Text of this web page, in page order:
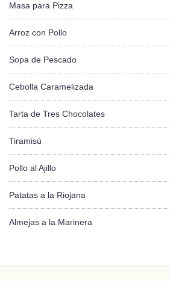
Masa para Pizza
Arroz con Pollo
Sopa de Pescado
Cebolla Caramelizada
Tarta de Tres Chocolates
Tiramisú
Pollo al Ajillo
Patatas a la Riojana
Almejas a la Marinera